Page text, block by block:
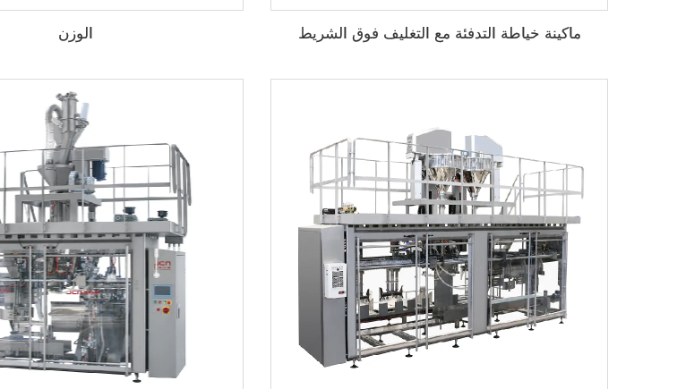
ماكينة خياطة التدفئة مع التغليف فوق الشريط الوزن